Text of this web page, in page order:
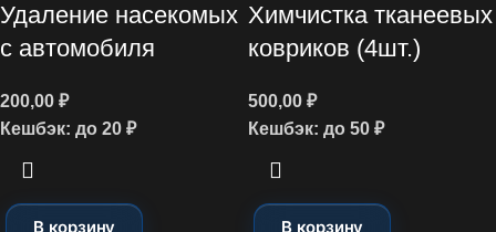
Удаление насекомых
с автомобиля
200,00 ₽
Кешбэк: до 20 ₽
В корзину
Химчистка тканеевых
ковриков (4шт.)
500,00 ₽
Кешбэк: до 50 ₽
В корзину